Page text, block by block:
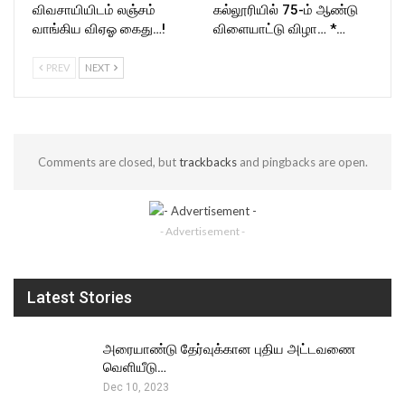
விவசாயியிடம் லஞ்சம்
வாங்கிய விஏஓ கைது…!
கல்லூரியில் 75-ம் ஆண்டு
விளையாட்டு விழா… *…
PREV NEXT
Comments are closed, buttrackbacksand pingbacks are open.
- Advertisement -
Latest Stories
அரையாண்டு தேர்வுக்கான புதிய அட்டவணை
வெளியீடு…
Dec 10, 2023